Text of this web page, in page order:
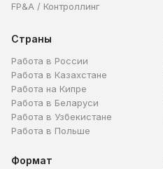
FP&A / Контроллинг
Страны
Работа в России
Работа в Казахстане
Работа на Кипре
Работа в Беларуси
Работа в Узбекистане
Работа в Польше
Формат